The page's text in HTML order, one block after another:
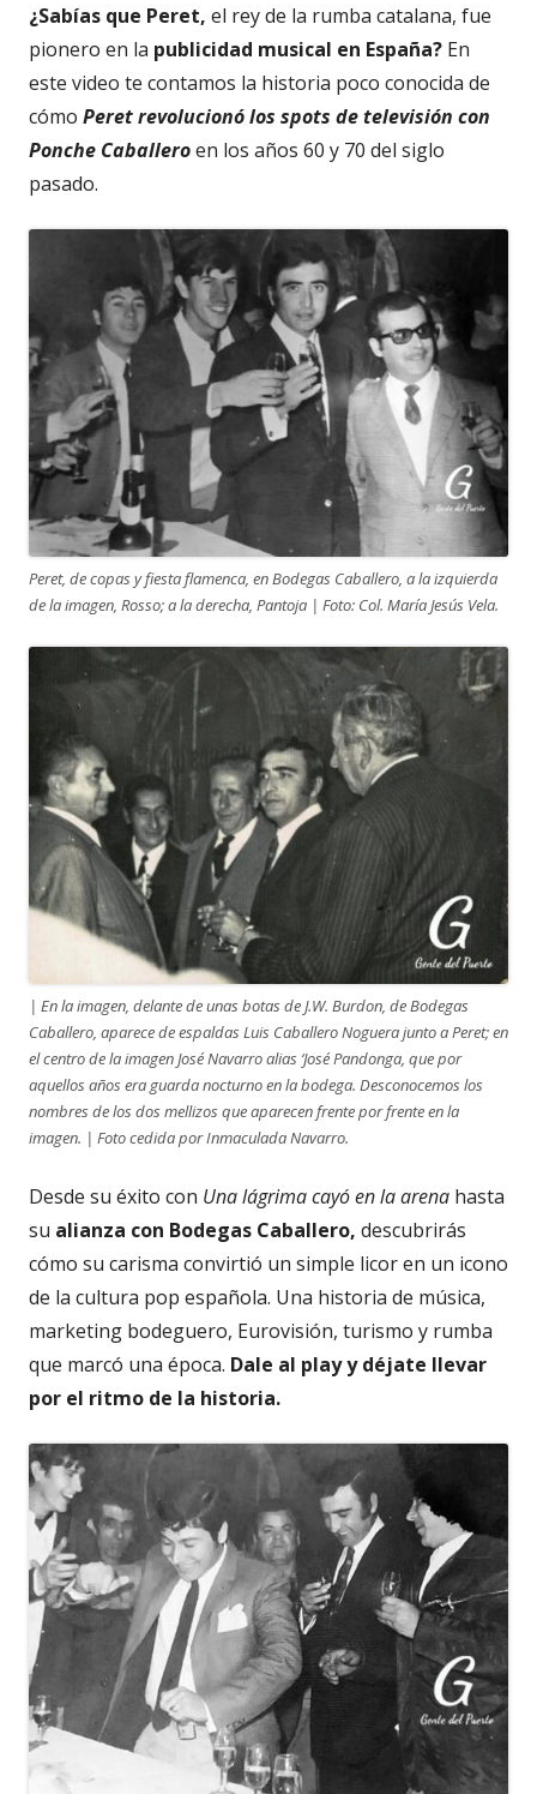
¿Sabías que Peret, el rey de la rumba catalana, fue
pionero en la publicidad musical en España? En
este video te contamos la historia poco conocida de
cómo Peret revolucionó los spots de televisión con
Ponche Caballeroen los años 60 y 70 del siglo
pasado.
Peret, de copas y fiesta flamenca, en Bodegas Caballero, a la izquierda
de la imagen, Rosso; a la derecha, Pantoja | Foto: Col. María Jesús Vela.
| En la imagen, delante de unas botas de J.W. Burdon, de Bodegas
Caballero, aparece de espaldas Luis Caballero Noguera junto a Peret; en
el centro de la imagen José Navarro alias ‘José Pandonga, que por
aquellos años era guarda nocturno en la bodega. Desconocemos los
nombres de los dos mellizos que aparecen frente por frente en la
imagen. | Foto cedida por Inmaculada Navarro.
Desde su éxito con Una lágrima cayó en la arena hasta
su alianza con Bodegas Caballero, descubrirás
cómo su carisma convirtió un simple licor en un icono
de la cultura pop española. Una historia de música,
marketing bodeguero, Eurovisión, turismo y rumba
que marcó una época. Dale al play y déjate llevar
por el ritmo de la historia.